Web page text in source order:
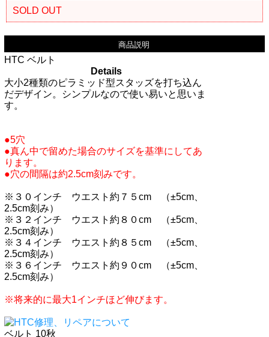
SOLD OUT
商品説明
HTC ベルト
Details
大小2種類のピラミッド型スタッズを打ち込ん
だデザイン。シンプルなので使い易いと思いま
す。
●5穴
●真ん中で留めた場合のサイズを基準にしてあ
ります。
●穴の間隔は約2.5cm刻みです。
※３０インチ ウエスト約７５cm （±5cm、
2.5cm刻み）
※３２インチ ウエスト約８０cm （±5cm、
2.5cm刻み）
※３４インチ ウエスト約８５cm （±5cm、
2.5cm刻み）
※３６インチ ウエスト約９０cm （±5cm、
2.5cm刻み）
※将来的に最大1インチほど伸びます。
ベルト 10秋